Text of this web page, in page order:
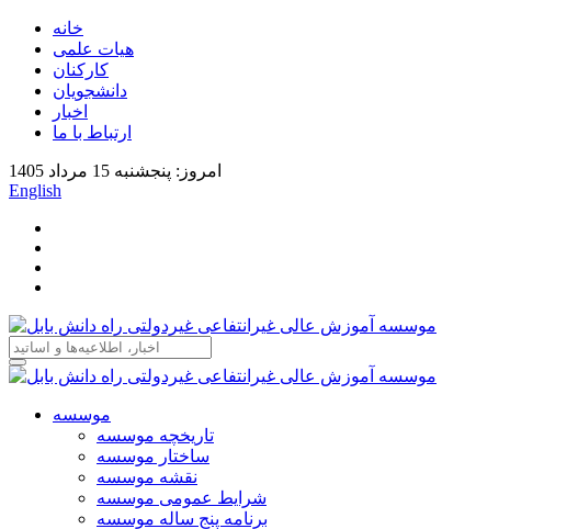
خانه
هیات علمی
کارکنان
دانشجویان
اخبار
ارتباط با ما
امروز: پنجشنبه 15 مرداد 1405
English
موسسه
تاریخچه موسسه
ساختار موسسه
نقشه موسسه
شرایط عمومی موسسه
برنامه پنج ساله موسسه